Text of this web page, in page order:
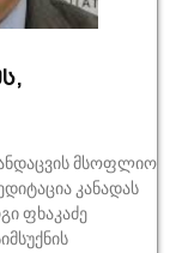
მსოფლიო
კანადას
ფხაკაძე